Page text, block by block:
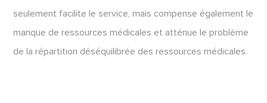
seulement facilite le service, mais compense également le
manque de ressources médicales et atténue le problème
de la répartition déséquilibrée des ressources médicales.